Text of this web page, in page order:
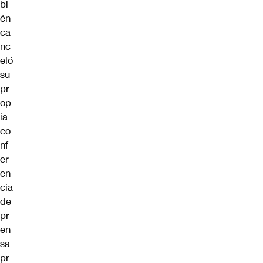
bi
én
ca
nc
eló
su
pr
op
ia
co
nf
er
en
cia
de
pr
en
sa
pr